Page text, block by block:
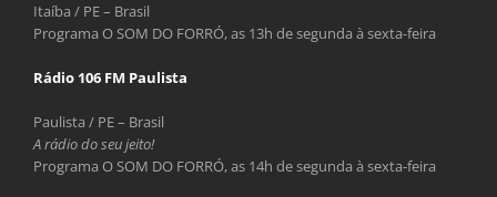
Itaíba / PE – Brasil
Programa O SOM DO FORRÓ, as 13h de segunda à sexta-feira
Rádio 106 FM Paulista
Paulista / PE – Brasil
A rádio do seu jeito!
Programa O SOM DO FORRÓ, as 14h de segunda à sexta-feira